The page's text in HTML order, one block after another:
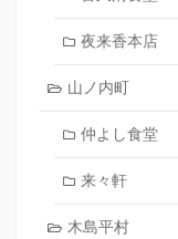
夜来香本店
山ノ内町
仲よし食堂
来々軒
木島平村